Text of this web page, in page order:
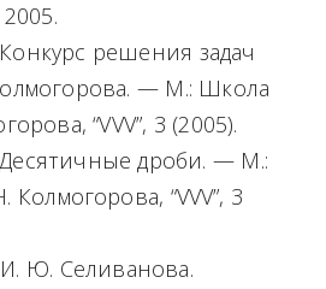
решения задач
— М.: Школа
“VVV”, 3 (2005).
дроби. — М.:
“VVV”, 3
Ю. Селиванова.